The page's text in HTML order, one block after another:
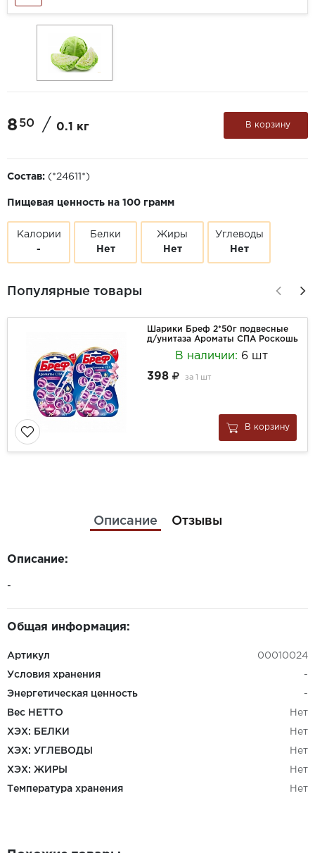
8 50 / 0.1 кг В корзину
Состав: (*24611*)
Пищевая ценность на 100 грамм
Калории
-
Белки
Нет
Жиры
Нет
Углеводы
Нет
Популярные товары
Шарики Бреф 2*50г подвесные
д/унитаза Ароматы СПА Роскошь
В наличии: 6 шт
398
за 1 шт
В корзину
Описание Отзывы
Описание:
-
Общая информация:
Артикул 00010024
Условия хранения -
Энергетическая ценность -
Вес НЕТТО Нет
ХЭХ: БЕЛКИ Нет
ХЭХ: УГЛЕВОДЫ Нет
ХЭХ: ЖИРЫ Нет
Температура хранения Нет